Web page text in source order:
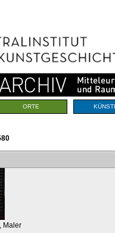
ORTE
, Maler